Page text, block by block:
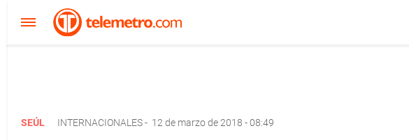
SEÚL INTERNACIONALES- 12 de marzo de 2018 - 08:49